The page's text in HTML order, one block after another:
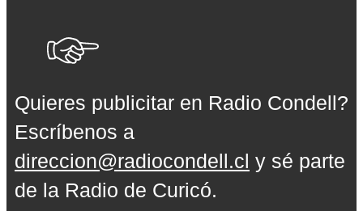
Quieres publicitar en Radio Condell?
Escríbenos a
direccion@radiocondell.cl y sé parte
de la Radio de Curicó.